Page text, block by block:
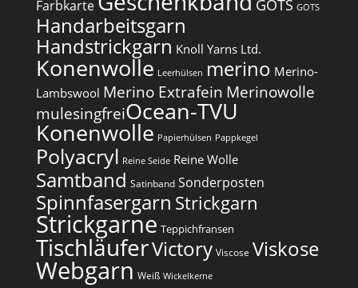
Farbkarte GOTS GOTS
Handarbeitsgarn
Handstrickgarn Knoll Yarns Ltd.
Konenwolle Leerhülsen merino Merino-
Lambswool Merino Extrafein Merinowolle
mulesingfrei​Ocean-TVU
Konenwolle Papierhülsen Pappkegel
Polyacryl Reine Seide Reine Wolle
Samtband Satinband Sonderposten
Spinnfasergarn Strickgarn
Strickgarne Teppichfransen
TischläuferVictory Viscose Viskose
Webgarn Weiß Wickelkerne